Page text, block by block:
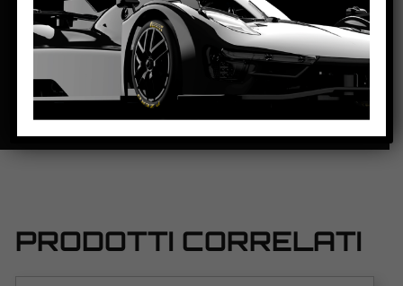
SCHEDA TECNICA
PRODOTTI CORRELATI